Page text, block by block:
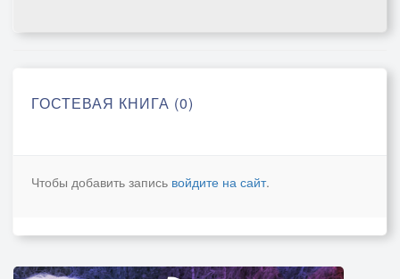
ГОСТЕВАЯ КНИГА (0)
Чтобы добавить запись войдите на сайт.